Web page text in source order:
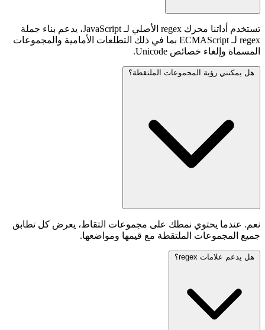
تستخدم أداتنا محرك regex الأصلي لـ JavaScript، يدعم بناء جملة
regex لـ ECMAScript بما في ذلك التطلعات الأمامية والمجموعات
المسماة وإلغاء خصائص Unicode.
هل يمكنني رؤية المجموعات الملتقطة؟
نعم. عندما يحتوي نمطك على مجموعات التقاط، يعرض كل تطابق
جميع المجموعات الملتقطة مع قيمها ومواضعها.
هل يدعم علامات regex؟